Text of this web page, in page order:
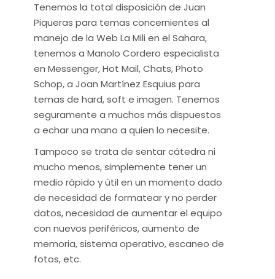
Tenemos la total disposición de Juan
Piqueras para temas concernientes al
manejo de la Web La Mili en el Sahara,
tenemos a Manolo Cordero especialista
en Messenger, Hot Mail, Chats, Photo
Schop, a Joan Martínez Esquius para
temas de hard, soft e imagen. Tenemos
seguramente a muchos más dispuestos
a echar una mano a quien lo necesite.
Tampoco se trata de sentar cátedra ni
mucho menos, simplemente tener un
medio rápido y útil en un momento dado
de necesidad de formatear y no perder
datos, necesidad de aumentar el equipo
con nuevos periféricos, aumento de
memoria, sistema operativo, escaneo de
fotos, etc.